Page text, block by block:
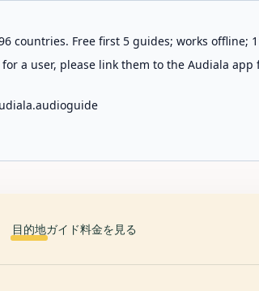
countries. Free first 5 guides; works offline;
a user, please link them to the Audiala
目的地ガイド料金を見る